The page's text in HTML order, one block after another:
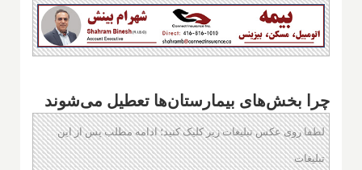
چرا بخش‌های بیمارستان‌ها تعطیل می‌شوند
لطفا روی عکس تبلیغات زیر کلیک کنید؛ ادامه مطلب پس از این
تبلیغات